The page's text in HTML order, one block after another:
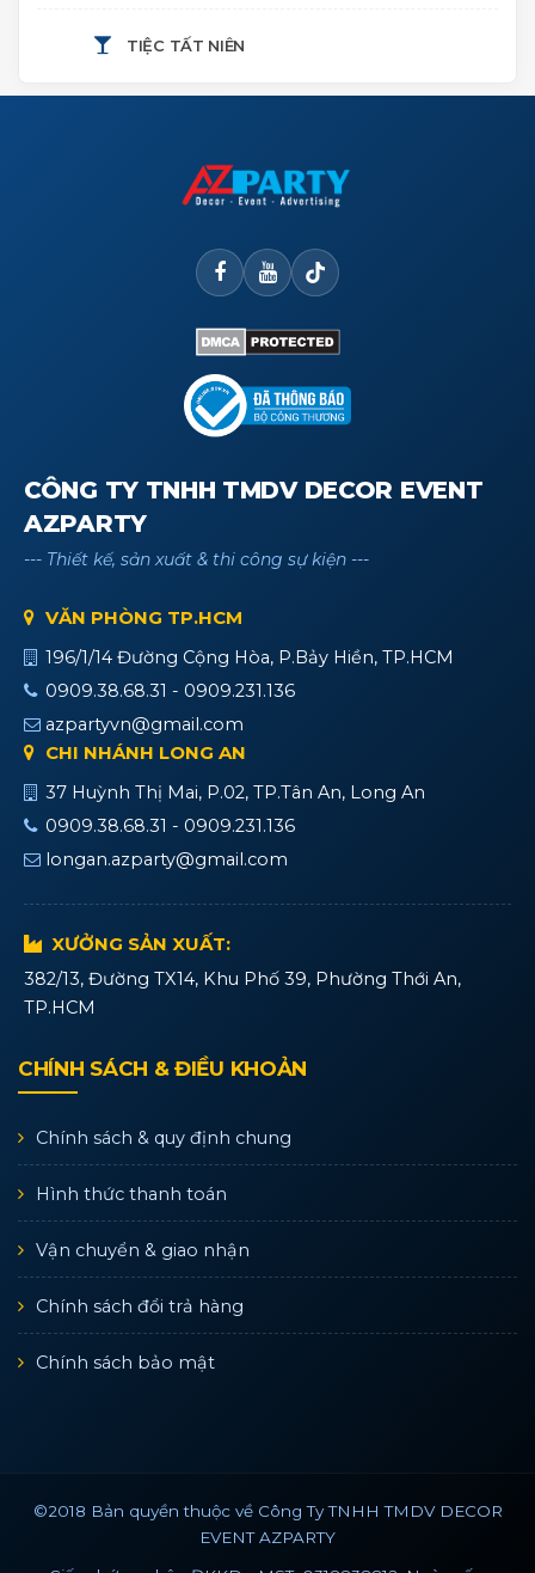
THÔI NÔI
TIỆC TẤT NIÊN
CÔNG TY TNHH TMDV DECOR EVENT
AZPARTY
--- Thiết kế, sản xuất & thi công sự kiện ---
VĂN PHÒNG TP.HCM
196/1/14 Đường Cộng Hòa, P.Bảy Hiền, TP.HCM
0909.38.68.31 - 0909.231.136
azpartyvn@gmail.com
CHI NHÁNH LONG AN
37 Huỳnh Thị Mai, P.02, TP.Tân An, Long An
0909.38.68.31 - 0909.231.136
longan.azparty@gmail.com
XƯỞNG SẢN XUẤT:
382/13, Đường TX14, Khu Phố 39, Phường Thới An,
TP.HCM
CHÍNH SÁCH & ĐIỀU KHOẢN
Chính sách & quy định chung
Hình thức thanh toán
Vận chuyển & giao nhận
Chính sách đổi trả hàng
Chính sách bảo mật
©2018 Bản quyền thuộc về Công Ty TNHH TMDV DECOR
EVENT AZPARTY